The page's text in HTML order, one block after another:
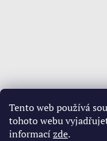
Tento web používá
tohoto webu
informacízde.